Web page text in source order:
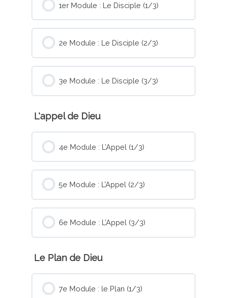
1er Module : Le Disciple (1/3)
2e Module : Le Disciple (2/3)
3e Module : Le Disciple (3/3)
L'appel de Dieu
4e Module : L’Appel (1/3)
5e Module : L’Appel (2/3)
6e Module : L’Appel (3/3)
Le Plan de Dieu
7e Module : le Plan (1/3)